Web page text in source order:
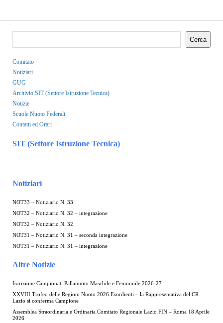
Cerca
Comitato
Notiziari
GUG
Archivio SIT (Settore Istruzione Tecnica)
Notizie
Scuole Nuoto Federali
Contatti ed Orari
SIT (Settore Istruzione Tecnica)
Notiziari
NOT33 – Notiziario N. 33
NOT32 – Notiziario N. 32 – integrazione
NOT32 – Notiziario N. 32
NOT31 – Notiziario N. 31 – seconda integrazione
NOT31 – Notiziario N. 31 – integrazione
Altre Notizie
Iscrizione Campionati Pallanuoto Maschile e Femminile 2026-27
XXVIII Trofeo delle Regioni Nuoto 2026 Esordienti – la Rappresentativa del CR
Lazio si conferma Campione
Assemblea Straordinaria e Ordinaria Comitato Regionale Lazio FIN – Roma 18 Aprile
2026